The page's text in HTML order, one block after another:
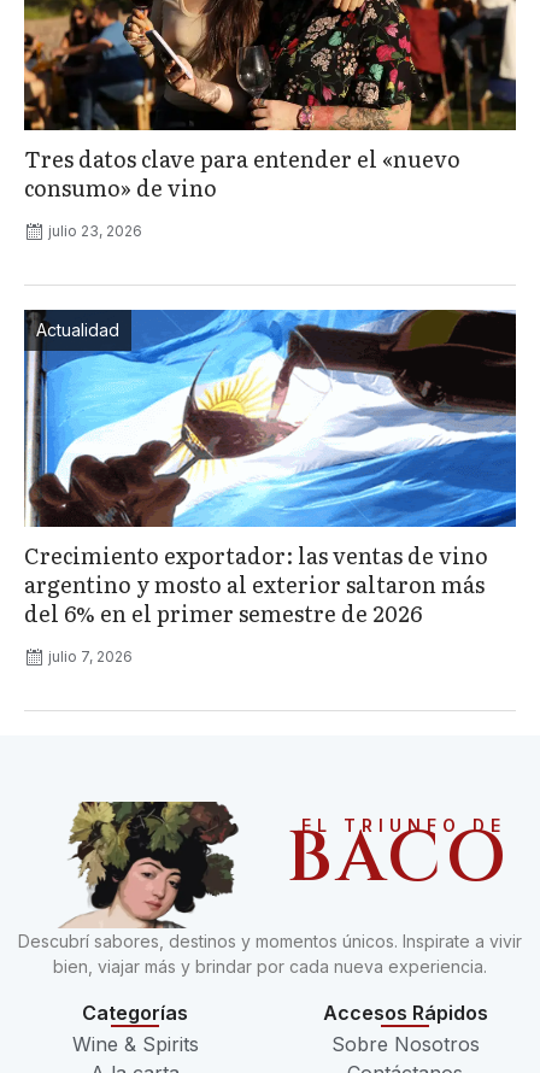
Tres datos clave para entender el «nuevo
consumo» de vino
julio 23, 2026
Actualidad
Crecimiento exportador: las ventas de vino
argentino y mosto al exterior saltaron más
del 6% en el primer semestre de 2026
julio 7, 2026
EL TRIUNFO DE
BACO
Descubrí sabores, destinos y momentos únicos. Inspirate a vivir
bien, viajar más y brindar por cada nueva experiencia.
Categorías
Wine & Spirits
Accesos Rápidos
Sobre Nosotros